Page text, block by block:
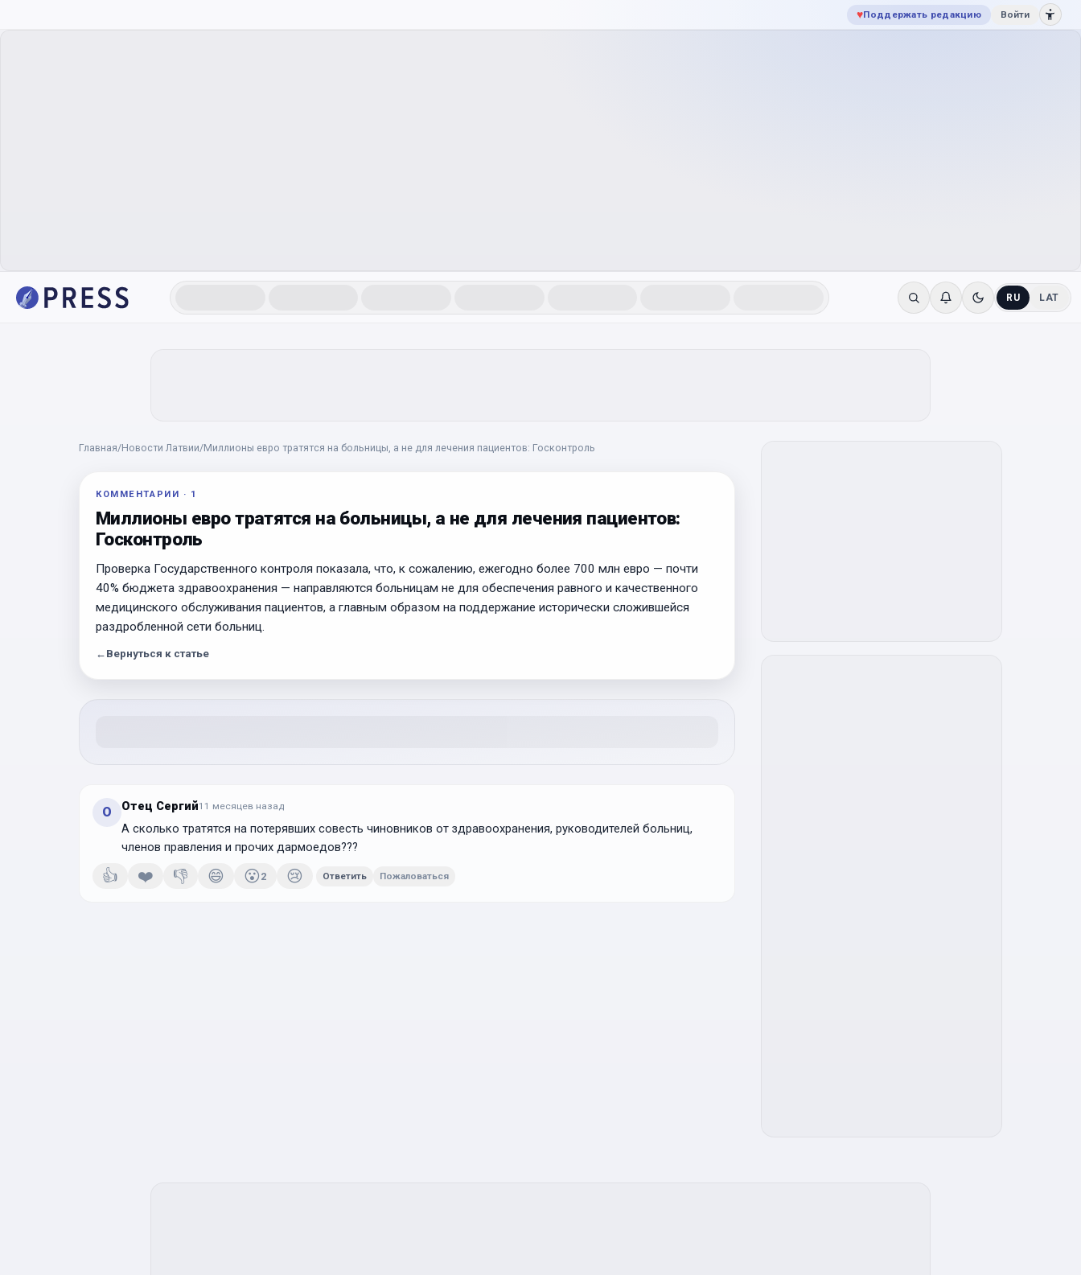
♥Поддержать редакцию Войти
RU LAT
Главная/Новости Латвии/Миллионы евро тратятся на больницы, а не для лечения пациентов: Госконтроль
КОММЕНТАРИИ · 1
Миллионы евро тратятся на больницы, а не для лечения пациентов:
Госконтроль
Проверка Государственного контроля показала, что, к сожалению, ежегодно более 700 млн евро — почти
40% бюджета здравоохранения — направляются больницам не для обеспечения равного и качественного
медицинского обслуживания пациентов, а главным образом на поддержание исторически сложившейся
раздробленной сети больниц.
← Вернуться к статье
О Отец Сергий11 месяцев назад
А сколько тратятся на потерявших совесть чиновников от здравоохранения, руководителей больниц,
членов правления и прочих дармоедов???
👍 ❤️ 👎 😄 😮 2 😢 Ответить Пожаловаться